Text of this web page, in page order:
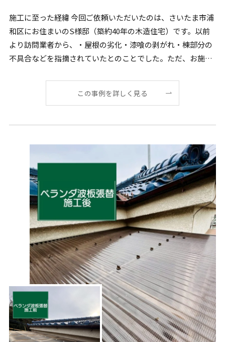
施工に至った経緯 今回ご依頼いただいたのは、さいたま市浦
和区にお住まいのS様邸（築約40年の木造住宅）です。以前
より訪問業者から、・屋根の劣化・漆喰の剥がれ・棟部分の
不具合などを指摘されていたとのことでした。ただ、お施主
この事例を詳しく見る